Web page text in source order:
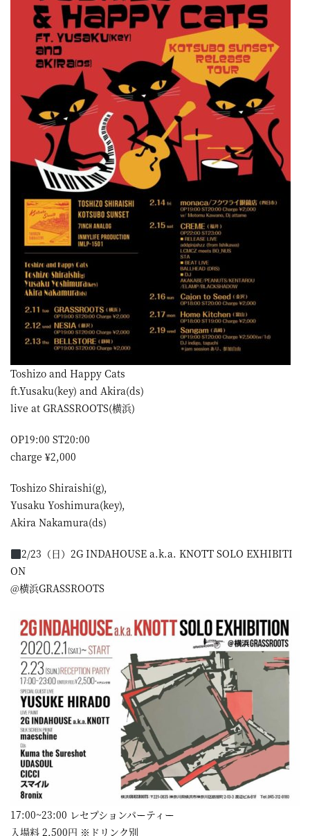
Toshizo and Happy Cats
ft.Yusaku(key) and Akira(ds)
live at GRASSROOTS(横浜)
OP19:00 ST20:00
charge ¥2,000
Toshizo Shiraishi(g),
Yusaku Yoshimura(key),
Akira Nakamura(ds)
2/23（日）2G INDAHOUSE a.k.a. KNOTT SOLO EXHIBITI
ON
@横浜GRASSROOTS
17:00~23:00 レセプションパーティー
入場料 2,500円 ※ドリンク別